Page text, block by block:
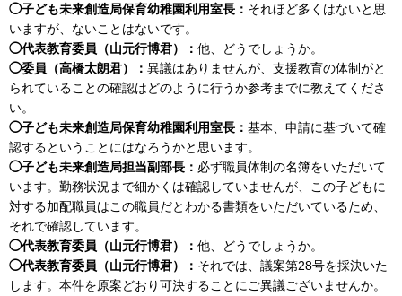
◯子ども未来創造局保育幼稚園利用室長： それほど多くはないと思
いますが、ないことはないです。
◯代表教育委員（山元行博君）： 他、どうでしょうか。
◯委員（高橋太朗君）： 異議はありませんが、支援教育の体制がと
られていることの確認はどのように行うか参考までに教えてくださ
い。
◯子ども未来創造局保育幼稚園利用室長： 基本、申請に基づいて確
認するということにはなろうかと思います。
◯子ども未来創造局担当副部長： 必ず職員体制の名簿をいただいて
います。勤務状況まで細かくは確認していませんが、この子どもに
対する加配職員はこの職員だとわかる書類をいただいているため、
それで確認しています。
◯代表教育委員（山元行博君）： 他、どうでしょうか。
◯代表教育委員（山元行博君）： それでは、議案第28号を採決いた
します。本件を原案どおり可決することにご異議ございませんか。